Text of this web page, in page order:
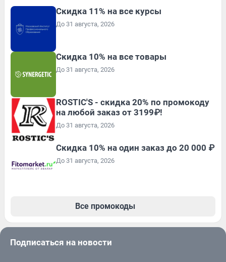
Скидка 11% на все курсы
До 31 августа, 2026
Скидка 10% на все товары
До 31 августа, 2026
ROSTIC'S - скидка 20% по промокоду
на любой заказ от 3199₽!
До 31 августа, 2026
Скидка 10% на один заказ до 20 000 ₽
До 31 августа, 2026
Все промокоды
Подписаться на новости